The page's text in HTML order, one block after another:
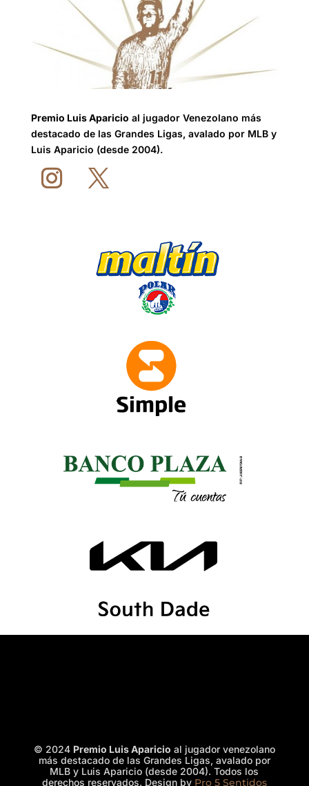
Premio Luis Aparicio al jugador Venezolano más
destacado de las Grandes Ligas, avalado por MLB y
Luis Aparicio (desde 2004).
© 2024 Premio Luis Aparicio al jugador venezolano
más destacado de las Grandes Ligas, avalado por
MLB y Luis Aparicio (desde 2004). Todos los
derechos reservados. Design by Pro 5 Sentidos